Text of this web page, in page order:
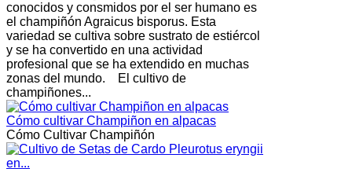
conocidos y consmidos por el ser humano es
el champiñón Agraicus bisporus. Esta
variedad se cultiva sobre sustrato de estiércol
y se ha convertido en una actividad
profesional que se ha extendido en muchas
zonas del mundo. El cultivo de
champiñones...
Cómo cultivar Champiñon en alpacas
Cómo Cultivar Champiñón